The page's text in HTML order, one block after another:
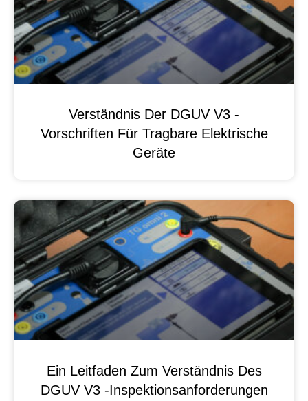
Verständnis Der DGUV V3 -
Vorschriften Für Tragbare Elektrische
Geräte
Ein Leitfaden Zum Verständnis Des
DGUV V3 -Inspektionsanforderungen